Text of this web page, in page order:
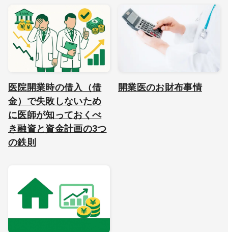
医院開業時の借入（借
金）で失敗しないため
に医師が知っておくべ
き融資と資金計画の3つ
の鉄則
開業医のお財布事情